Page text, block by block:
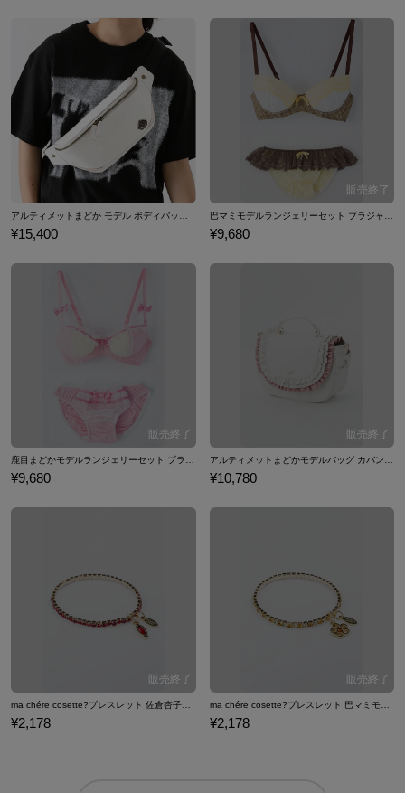
アルティメットまどか モデル ボディバッグ 魔法少女まどか☆マギカ
¥15,400
巴マミモデルランジェリーセット ブラジャー
¥9,680
鹿目まどかモデルランジェリーセット ブラジャー ショーツ 下着 魔法少女まどか☆マギカ
¥9,680
アルティメットまどかモデルバッグ カバン 魔
¥10,780
ma chére cosette?ブレスレット 佐倉杏子モデル ブレスレット 魔法少女まどか☆マギカ
¥2,178
ma chére cosette?ブレスレット 巴マミモデル
¥2,178